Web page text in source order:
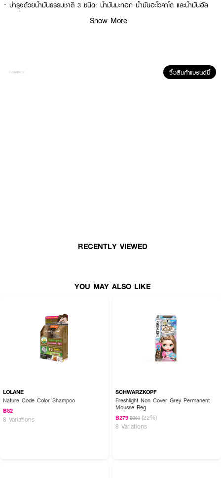
· บำรุงด้วยน้ำมันธรรมชาติ 3 ชนิด: น้ำมันมะกอก น้ำมันอะโวคาโด และน้ำมันอัล
มอนด์
Show More
ซื้อสินค้าแบรนด์นี้
RECENTLY VIEWED
YOU MAY ALSO LIKE
LOLANE
Nature Code Color Shampoo
฿82
8 Variations
SCHWARZKOPF
Freshlight Non Cover Grey Permanent
Mousse Reg
฿279 ฿359 (22%)
8 Variations